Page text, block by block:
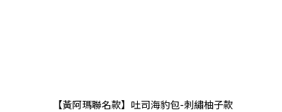
【黃阿瑪聯名款】吐司海豹包-刺繡柚子款